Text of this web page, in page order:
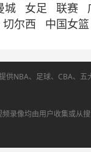
城 女足 联赛
切尔西 中国女篮
供NBA、足球、CBA、
录像均由用户收集或从